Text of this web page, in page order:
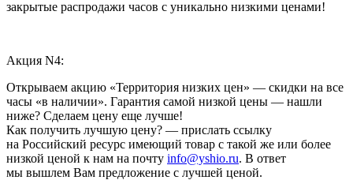
закрытые распродажи часов с уникально низкими ценами!
Акция N4:
Открываем акцию «Территория низких цен» — скидки на все
часы «в наличии». Гарантия самой низкой цены — нашли
ниже? Сделаем цену еще лучше!
Как получить лучшую цену? — прислать ссылку
на Российский ресурс имеющий товар с такой же или более
низкой ценой к нам на почту info@yshio.ru. В ответ
мы вышлем Вам предложение с лучшей ценой.